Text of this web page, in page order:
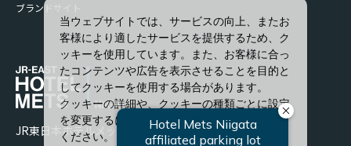
ブランドサイト
JR東日本ホテルメッツ 新潟
当ウェブサイトでは、サービスの向上、またお
客様により適したサービスを提供するため、ク
ッキーを使用しています。また、お客様に合っ
たコンテンツや広告を表示させることを目的と
してクッキーを使用する場合があります。
クッキーの詳細や、クッキーの種類ごとに設定
を変更するには、「詳細設定」をクリックして
ください。